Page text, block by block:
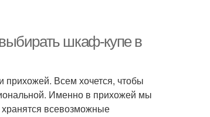
шкаф-купе в
прихожей. Всем хочется, чтобы
Именно в прихожей мы
всевозможные